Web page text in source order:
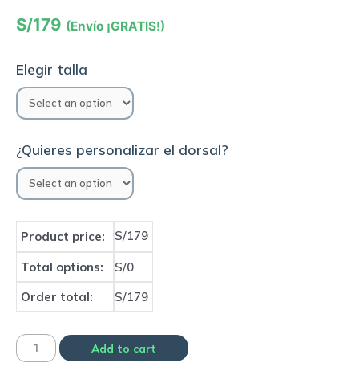
S/179 (Envío ¡GRATIS!)
Elegir talla
¿Quieres personalizar el dorsal?
Product price: S/179
Total options:
S/0
Order total:
S/179
Camiseta
Add to cart